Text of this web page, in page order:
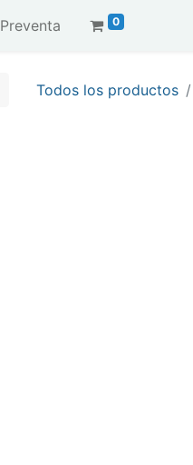
Preventa 0
Todos los productos